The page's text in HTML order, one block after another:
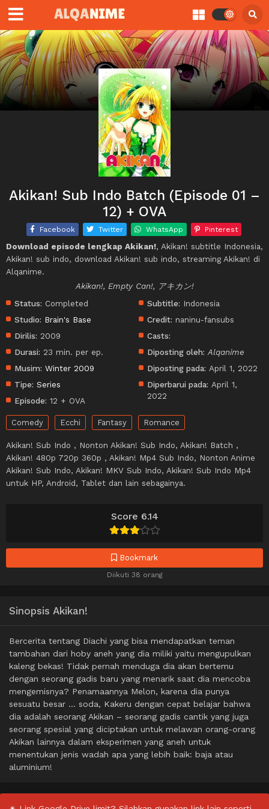
Score 6.14
Bookmark
Diikuti 38 orang
Akikan! Sub Indo Batch (Episode 01 –
12) + OVA
Facebook Twitter WhatsApp Pinterest
Download episode lengkap Akikan!, Akikan! subtitle Indonesia,
Akikan! sub indo, download Akikan! sub indo, streaming Akikan! di
Alqanime.
Akikan!, Empty Can!, アキカン!
Status: Completed
Studio: Brain's Base
Dirilis: 2009
Durasi: 23 min. per ep.
Musim: Winter 2009
Tipe: Series
Episode: 12 + OVA
Subtitle: Indonesia
Credit: naninu-fansubs
Casts:
Diposting oleh: Alqanime
Diposting pada: April 1, 2022
Diperbarui pada: April 1,
2022
Comedy Ecchi Fantasy Romance
Akikan! Sub Indo , Nonton Akikan! Sub Indo, Akikan! Batch ,
Akikan! 480p 720p 360p , Akikan! Mp4 Sub Indo, Nonton Anime
Akikan! Sub Indo, Akikan! MKV Sub Indo, Akikan! Sub Indo Mp4
untuk HP, Android, Tablet dan lain sebagainya.
Sinopsis Akikan!
Bercerita tentang Diachi yang bisa mendapatkan teman
tambahan dari hoby aneh yang dia miliki yaitu mengupulkan
kaleng bekas! Tidak pernah menduga dia akan bertemu
dengan seorang gadis baru yang menarik saat dia mencoba
mengemisnya? Penamaannya Melon, karena dia punya
sesuatu besar … soda, Kakeru dengan cepat belajar bahwa
dia adalah seorang Akikan – seorang gadis cantik yang juga
seorang spesial yang diciptakan untuk melawan orang-orang
Akikan lainnya dalam eksperimen yang aneh untuk
menentukan jenis wadah apa yang lebih baik: baja atau
aluminium!